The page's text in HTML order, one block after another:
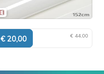
€ 44,00